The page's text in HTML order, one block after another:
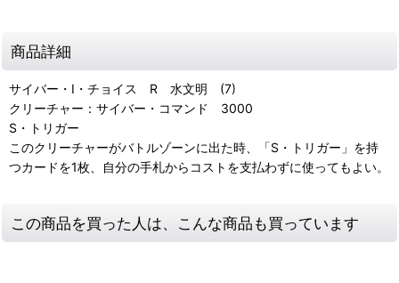
商品詳細
サイバー・I・チョイス R 水文明 (7)
クリーチャー：サイバー・コマンド 3000
S・トリガー
このクリーチャーがバトルゾーンに出た時、「S・トリガー」を持
つカードを1枚、自分の手札からコストを支払わずに使ってもよい。
この商品を買った人は、こんな商品も買っています